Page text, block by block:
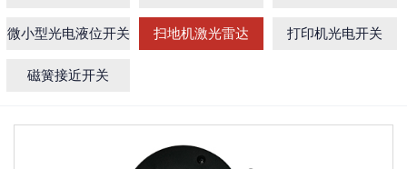
微小型光电液位开关 扫地机激光雷达 打印机光电开关
磁簧接近开关